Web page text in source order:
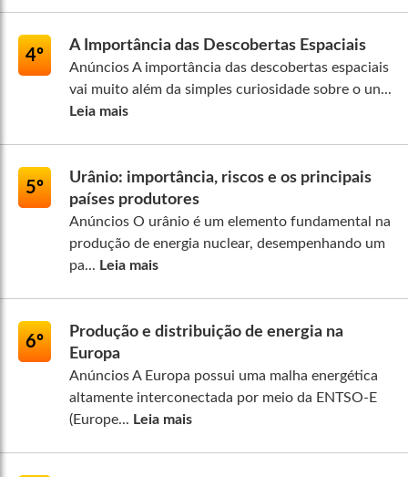
4º
A Importância das Descobertas Espaciais
Anúncios A importância das descobertas espaciais
vai muito além da simples curiosidade sobre o un...
Leia mais
5º
Urânio: importância, riscos e os principais
países produtores
Anúncios O urânio é um elemento fundamental na
produção de energia nuclear, desempenhando um
pa... Leia mais
6º
Produção e distribuição de energia na
Europa
Anúncios A Europa possui uma malha energética
altamente interconectada por meio da ENTSO-E
(Europe... Leia mais